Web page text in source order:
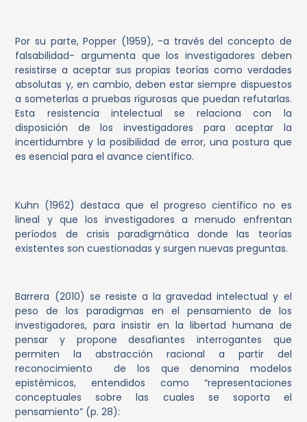
Por su parte, Popper (1959), -a través del concepto de
falsabilidad- argumenta que los investigadores deben
resistirse a aceptar sus propias teorías como verdades
absolutas y, en cambio, deben estar siempre dispuestos
a someterlas a pruebas rigurosas que puedan refutarlas.
Esta resistencia intelectual se relaciona con la
disposición de los investigadores para aceptar la
incertidumbre y la posibilidad de error, una postura que
es esencial para el avance científico.
Kuhn (1962) destaca que el progreso científico no es
lineal y que los investigadores a menudo enfrentan
períodos de crisis paradigmática donde las teorías
existentes son cuestionadas y surgen nuevas preguntas.
Barrera (2010) se resiste a la gravedad intelectual y el
peso de los paradigmas en el pensamiento de los
investigadores, para insistir en la libertad humana de
pensar y propone desafiantes interrogantes que
permiten la abstracción racional a partir del
reconocimiento de los que denomina modelos
epistémicos, entendidos como “representaciones
conceptuales sobre las cuales se soporta el
pensamiento” (p. 28):